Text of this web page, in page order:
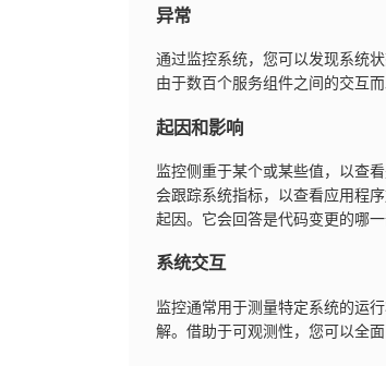
异常
通过监控系统，您可以发现系统
由于数百个服务组件之间的交互而
起因和影响
监控侧重于某个或某些值，以查
会跟踪系统指标，以查看应用程
起因。它会回答是代码变更的哪
系统交互
监控通常用于测量特定系统的运
解。借助于可观测性，您可以全